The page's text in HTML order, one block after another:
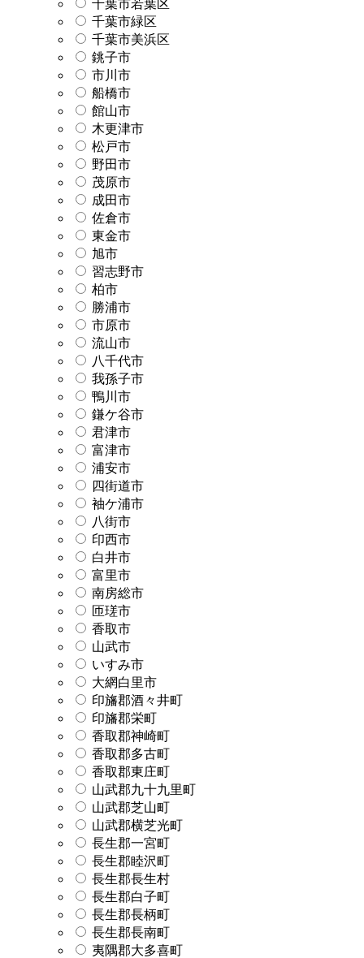
千葉市若葉区
千葉市緑区
千葉市美浜区
銚子市
市川市
船橋市
館山市
木更津市
松戸市
野田市
茂原市
成田市
佐倉市
東金市
旭市
習志野市
柏市
勝浦市
市原市
流山市
八千代市
我孫子市
鴨川市
鎌ケ谷市
君津市
富津市
浦安市
四街道市
袖ケ浦市
八街市
印西市
白井市
富里市
南房総市
匝瑳市
香取市
山武市
いすみ市
大網白里市
印旛郡酒々井町
印旛郡栄町
香取郡神崎町
香取郡多古町
香取郡東庄町
山武郡九十九里町
山武郡芝山町
山武郡横芝光町
長生郡一宮町
長生郡睦沢町
長生郡長生村
長生郡白子町
長生郡長柄町
長生郡長南町
夷隅郡大多喜町